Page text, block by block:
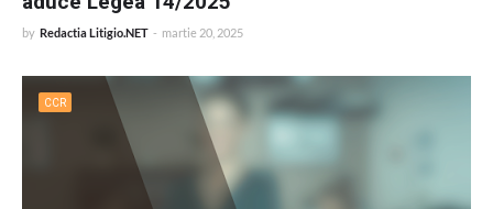
by Redactia Litigio.NET - martie 20, 2025
CCR